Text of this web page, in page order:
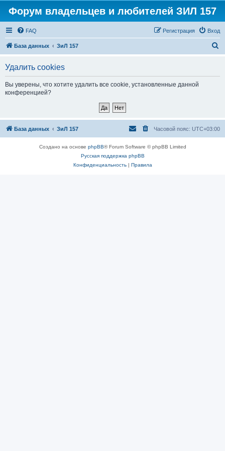
Форум владельцев и любителей ЗИЛ 157
FAQ Вход
Регистрация
База данных ЗиЛ 157
Удалить cookies
Вы уверены, что хотите удалить все cookie, установленные данной
конференцией?
База данных ЗиЛ 157 Часовой пояс: UTC+03:00
Создано на основе phpBB® Forum Software © phpBB Limited
Русская поддержка phpBB
Конфиденциальность| Правила